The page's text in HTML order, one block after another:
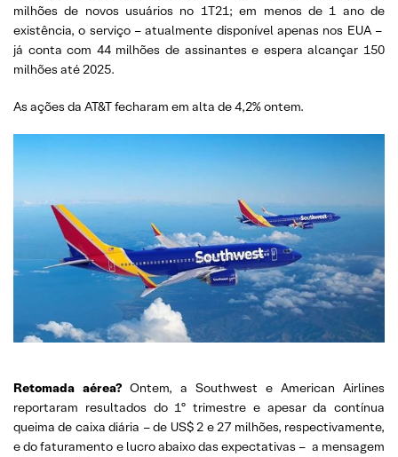
milhões de novos usuários no 1T21; em menos de 1 ano de
existência, o serviço – atualmente disponível apenas nos EUA –
já conta com 44 milhões de assinantes e espera alcançar 150
milhões até 2025.
As ações da AT&T fecharam em alta de 4,2% ontem.
Retomada aérea? Ontem, a Southwest e American Airlines
reportaram resultados do 1º trimestre e apesar da contínua
queima de caixa diária – de US$ 2 e 27 milhões, respectivamente,
e do faturamento e lucro abaixo das expectativas – a mensagem